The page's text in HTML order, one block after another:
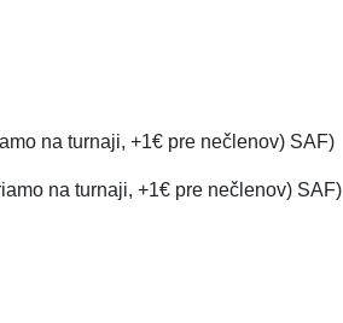
na turnaji, +1€ pre nečlenov) SAF)
na turnaji, +1€ pre nečlenov) SAF)